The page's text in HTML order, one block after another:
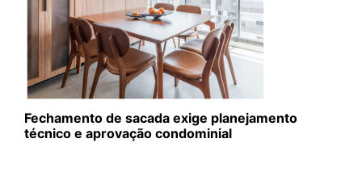
Fechamento de sacada exige planejamento
técnico e aprovação condominial